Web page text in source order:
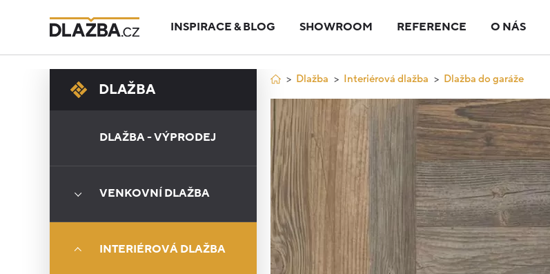
INSPIRACE & BLOG SHOWROOM REFERENCE O NÁS
DLAŽBA
DLAŽBA - VÝPRODEJ
VENKOVNÍ DLAŽBA
INTERIÉROVÁ DLAŽBA
Dlažba Interiérová dlažba Dlažba do garáže